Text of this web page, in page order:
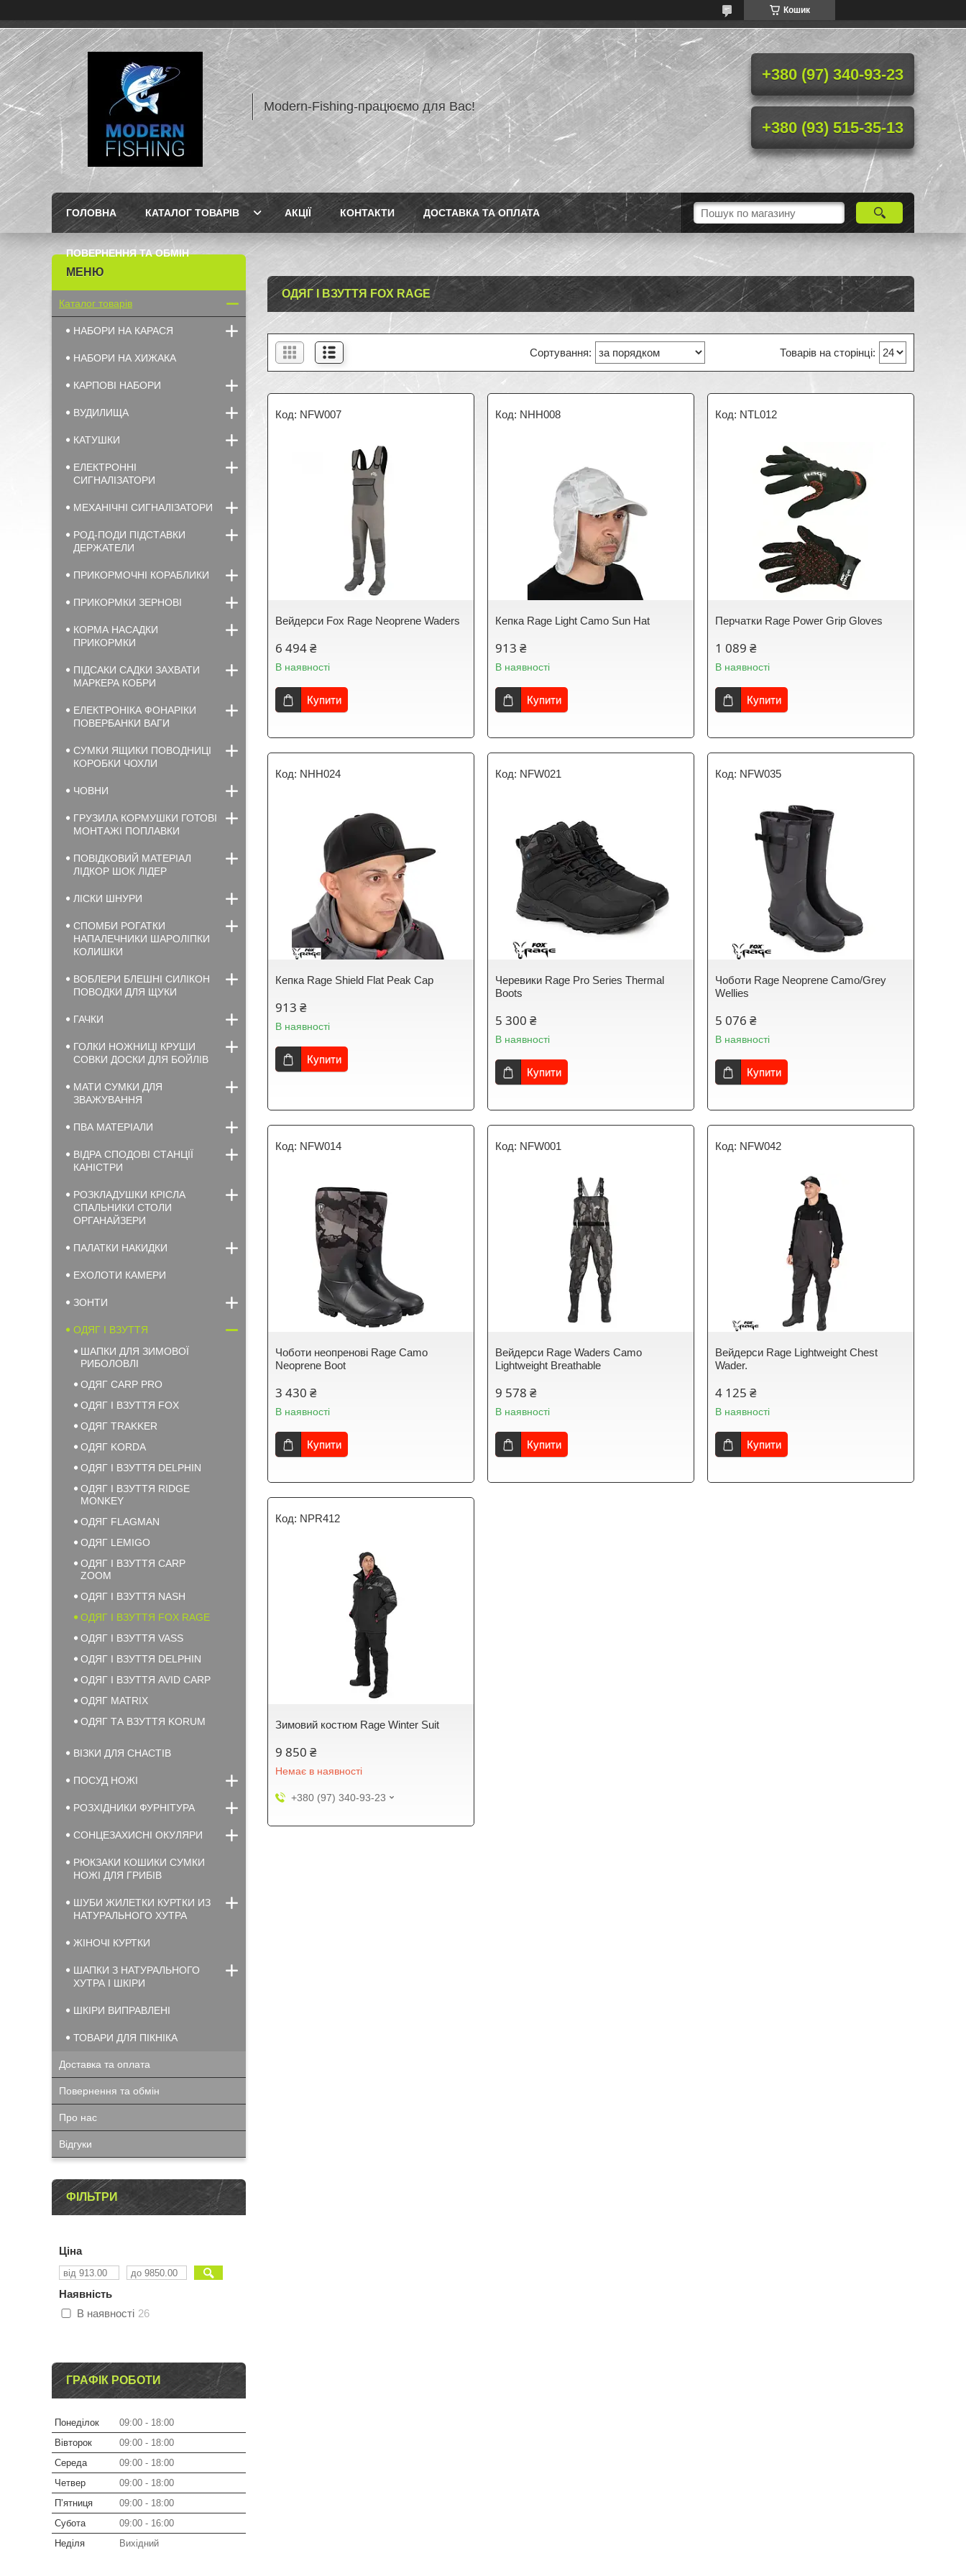
Кошик
Modern-Fishing-працюємо для Вас!
+380 (97) 340-93-23
+380 (93) 515-35-13
ГОЛОВНА КАТАЛОГ ТОВАРІВ АКЦІЇ КОНТАКТИ ДОСТАВКА ТА ОПЛАТА
ПОВЕРНЕННЯ ТА ОБМІН
ОДЯГ І ВЗУТТЯ FOX RAGE
NFW007
Вейдерси Fox Rage Neoprene Waders
6 494 ₴
В наявності
Купити
NHH008
Кепка Rage Light Camo Sun Hat
913 ₴
В наявності
Купити
NTL012
Перчатки Rage Power Grip Gloves
1 089 ₴
В наявності
Купити
NHH024
Кепка Rage Shield Flat Peak Cap
913 ₴
В наявності
Купити
NFW021
Черевики Rage Pro Series Thermal
Boots
5 300 ₴
В наявності
Купити
NFW035
Чоботи Rage Neoprene Camo/Grey
Wellies
5 076 ₴
В наявності
Купити
NFW014
Чоботи неопренові Rage Camo
Neoprene Boot
3 430 ₴
В наявності
Купити
NFW001
Вейдерси Rage Waders Camo
Lightweight Breathable
9 578 ₴
В наявності
Купити
NFW042
Вейдерси Rage Lightweight Chest
Wader.
4 125 ₴
В наявності
Купити
NPR412
Зимовий костюм Rage Winter Suit
9 850 ₴
Немає в наявності
+380 (97) 340-93-23
Каталог товарів
НАБОРИ НА КАРАСЯ
НАБОРИ НА ХИЖАКА
КАРПОВІ НАБОРИ
ВУДИЛИЩА
КАТУШКИ
ЕЛЕКТРОННІ
СИГНАЛІЗАТОРИ
МЕХАНІЧНІ СИГНАЛІЗАТОРИ
РОД-ПОДИ ПІДСТАВКИ
ДЕРЖАТЕЛИ
ПРИКОРМОЧНІ КОРАБЛИКИ
ПРИКОРМКИ ЗЕРНОВІ
КОРМА НАСАДКИ
ПРИКОРМКИ
ПІДСАКИ САДКИ ЗАХВАТИ
МАРКЕРА КОБРИ
ЕЛЕКТРОНІКА ФОНАРІКИ
ПОВЕРБАНКИ ВАГИ
СУМКИ ЯЩИКИ ПОВОДНИЦІ
КОРОБКИ ЧОХЛИ
ЧОВНИ
ГРУЗИЛА КОРМУШКИ ГОТОВІ
МОНТАЖІ ПОПЛАВКИ
ПОВІДКОВИЙ МАТЕРІАЛ
ЛІДКОР ШОК ЛІДЕР
ЛІСКИ ШНУРИ
СПОМБИ РОГАТКИ
НАПАЛЕЧНИКИ ШАРОЛІПКИ
КОЛИШКИ
ВОБЛЕРИ БЛЕШНІ СИЛІКОН
ПОВОДКИ ДЛЯ ЩУКИ
ГАЧКИ
ГОЛКИ НОЖНИЦІ КРУШИ
СОВКИ ДОСКИ ДЛЯ БОЙЛІВ
МАТИ СУМКИ ДЛЯ
ЗВАЖУВАННЯ
ПВА МАТЕРІАЛИ
ВІДРА СПОДОВІ СТАНЦІЇ
КАНІСТРИ
РОЗКЛАДУШКИ КРІСЛА
СПАЛЬНИКИ СТОЛИ
ОРГАНАЙЗЕРИ
ПАЛАТКИ НАКИДКИ
ЕХОЛОТИ КАМЕРИ
ЗОНТИ
ОДЯГ І ВЗУТТЯ
ШАПКИ ДЛЯ ЗИМОВОЇ
РИБОЛОВЛІ
ОДЯГ CARP PRO
ОДЯГ І ВЗУТТЯ FOX
ОДЯГ TRAKKER
ОДЯГ KORDA
ОДЯГ І ВЗУТТЯ DELPHIN
ОДЯГ І ВЗУТТЯ RIDGE
MONKEY
ОДЯГ FLAGMAN
ОДЯГ LEMIGO
ОДЯГ І ВЗУТТЯ CARP
ZOOM
ОДЯГ І ВЗУТТЯ NASH
ОДЯГ І ВЗУТТЯ FOX RAGE
ОДЯГ І ВЗУТТЯ VASS
ОДЯГ І ВЗУТТЯ DELPHIN
ОДЯГ І ВЗУТТЯ AVID CARP
ОДЯГ MATRIX
ОДЯГ ТА ВЗУТТЯ KORUM
ВІЗКИ ДЛЯ СНАСТІВ
ПОСУД НОЖІ
РОЗХІДНИКИ ФУРНІТУРА
СОНЦЕЗАХИСНІ ОКУЛЯРИ
РЮКЗАКИ КОШИКИ СУМКИ
НОЖІ ДЛЯ ГРИБІВ
ШУБИ ЖИЛЕТКИ КУРТКИ ИЗ
НАТУРАЛЬНОГО ХУТРА
ЖІНОЧІ КУРТКИ
ШАПКИ З НАТУРАЛЬНОГО
ХУТРА І ШКІРИ
ШКІРИ ВИПРАВЛЕНІ
ТОВАРИ ДЛЯ ПІКНІКА
Доставка та оплата
Повернення та обмін
Про нас
Відгуки
ФІЛЬТРИ
Ціна
Наявність
В наявності 26
ГРАФІК РОБОТИ
Понеділок 09:00
18:00
Вівторок
09:00
18:00
Середа
09:00
18:00
Четвер
09:00
18:00
Пʼятниця
09:00
18:00
Субота
09:00
16:00
Неділя
Вихідний